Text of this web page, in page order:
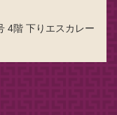
4階 下りエスカレー